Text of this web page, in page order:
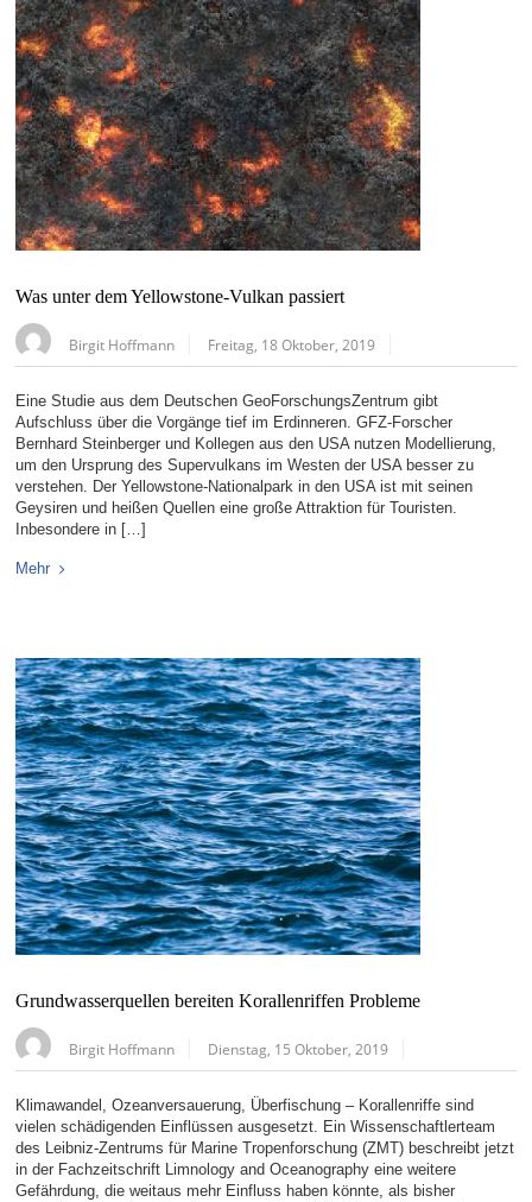
Was unter dem Yellowstone-Vulkan passiert
Birgit Hoffmann Freitag, 18 Oktober, 2019
Eine Studie aus dem Deutschen GeoForschungsZentrum gibt
Aufschluss über die Vorgänge tief im Erdinneren. GFZ-Forscher
Bernhard Steinberger und Kollegen aus den USA nutzen Modellierung,
um den Ursprung des Supervulkans im Westen der USA besser zu
verstehen. Der Yellowstone-Nationalpark in den USA ist mit seinen
Geysiren und heißen Quellen eine große Attraktion für Touristen.
Inbesondere in […]
Mehr
Grundwasserquellen bereiten Korallenriffen Probleme
Birgit Hoffmann Dienstag, 15 Oktober, 2019
Klimawandel, Ozeanversauerung, Überfischung – Korallenriffe sind
vielen schädigenden Einflüssen ausgesetzt. Ein Wissenschaftlerteam
des Leibniz-Zentrums für Marine Tropenforschung (ZMT) beschreibt jetzt
in der Fachzeitschrift Limnology and Oceanography eine weitere
Gefährdung, die weitaus mehr Einfluss haben könnte, als bisher